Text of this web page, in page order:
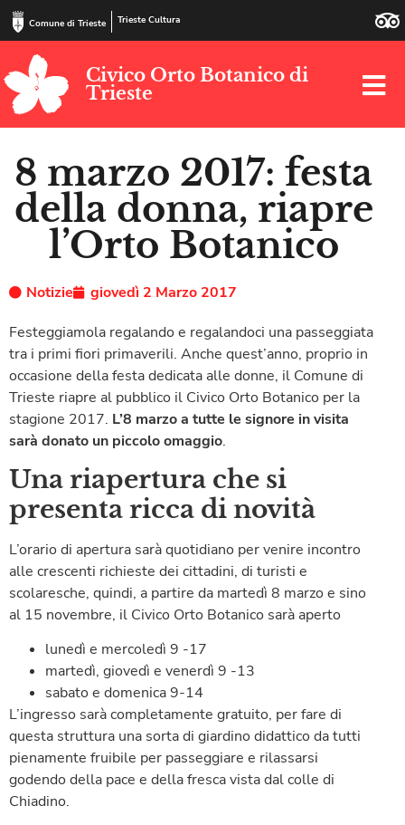
Comune di Trieste Trieste Cultura
Civico Orto Botanico di
Trieste
8 marzo 2017: festa
della donna, riapre
l’Orto Botanico
Notizie
giovedì 2 Marzo 2017
Festeggiamola regalando e regalandoci una passeggiata
tra i primi fiori primaverili. Anche quest’anno, proprio in
occasione della festa dedicata alle donne, il Comune di
Trieste riapre al pubblico il Civico Orto Botanico per la
stagione 2017. L’8 marzo a tutte le signore in visita
sarà donato un piccolo omaggio.
Una riapertura che si
presenta ricca di novità
L’orario di apertura sarà quotidiano per venire incontro
alle crescenti richieste dei cittadini, di turisti e
scolaresche, quindi, a partire da martedì 8 marzo e sino
al 15 novembre, il Civico Orto Botanico sarà aperto
lunedì e mercoledì 9 -17
martedì, giovedì e venerdì 9 -13
sabato e domenica 9-14
L’ingresso sarà completamente gratuito, per fare di
questa struttura una sorta di giardino didattico da tutti
pienamente fruibile per passeggiare e rilassarsi
godendo della pace e della fresca vista dal colle di
Chiadino.